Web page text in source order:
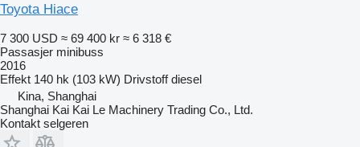
Toyota Hiace
7 300 USD ≈ 69 400 kr ≈ 6 318 €
Passasjer minibuss
2016
Effekt 140 hk (103 kW) Drivstoff diesel
Kina, Shanghai
Shanghai Kai Kai Le Machinery Trading Co., Ltd.
Kontakt selgeren